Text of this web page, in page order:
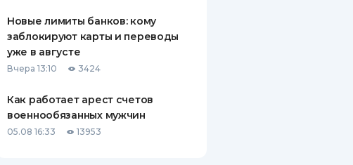
Новые лимиты банков: кому
заблокируют карты и переводы
уже в августе
Вчера 13:10 3424
Как работает арест счетов
военнообязанных мужчин
05.08 16:33 13953